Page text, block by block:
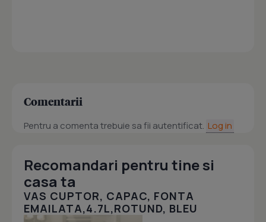
Comentarii
Pentru a comenta trebuie sa fii autentificat. Log in
Recomandari pentru tine si
casa ta
VAS CUPTOR, CAPAC, FONTA
EMAILATA,4.7L,ROTUND, BLEU